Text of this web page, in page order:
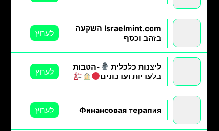
Israelmint.com השקעה
בזהב וכסף
לערוץ
ליצנות כלכלית
-הטבות
בלעדיות ועדכונים
לערוץ
Финансовая терапия לערוץ